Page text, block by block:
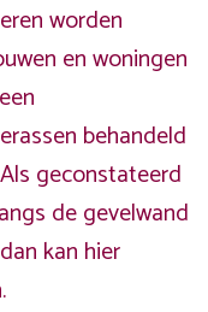
worden
en woningen
behandeld
geconstateerd
de gevelwand
kan hier